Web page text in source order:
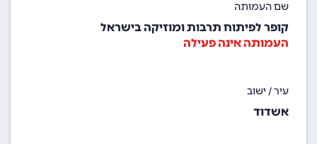
שם העמותה
קופר לפיתוח תרבות ומוזיקה בישראל
העמותה אינה פעילה
עיר / ישוב
אשדוד